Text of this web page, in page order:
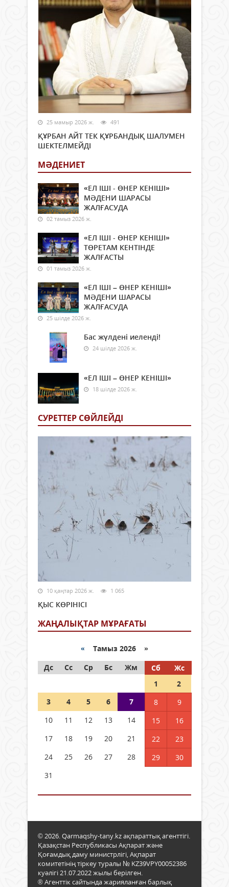
25 мамыр 2026 ж. 491
ҚҰРБАН АЙТ ТЕК ҚҰРБАНДЫҚ ШАЛУМЕН
ШЕКТЕЛМЕЙДІ
МӘДЕНИЕТ
«ЕЛ ІШІ - ӨНЕР КЕНІШІ»
МӘДЕНИ ШАРАСЫ
ЖАЛҒАСУДА
02 тамыз 2026 ж.
«ЕЛ ІШІ - ӨНЕР КЕНІШІ»
ТӨРЕТАМ КЕНТІНДЕ
ЖАЛҒАСТЫ
01 тамыз 2026 ж.
«ЕЛ ІШІ – ӨНЕР КЕНІШІ»
МӘДЕНИ ШАРАСЫ
ЖАЛҒАСУДА
25 шілде 2026 ж.
Бас жүлдені иеленді!
24 шілде 2026 ж.
«ЕЛ ІШІ – ӨНЕР КЕНІШІ»
18 шілде 2026 ж.
СУРЕТТЕР СӨЙЛЕЙДI
10 қаңтар 2026 ж. 1 065
ҚЫС КӨРІНІСІ
ЖАҢАЛЫҚТАР МҰРАҒАТЫ
« Тамыз 2026 »
Дс
Сс Ср Бс Жм Сб
Жс
1
2
3
4 5 6 7 8
9
10
11 12 13 14 15
16
17
18 19 20 21 22
23
24
25 26 27 28 29
30
31
© 2026. Qarmaqshy-tany.kz ақпараттық агенттігі.
Қазақстан Республикасы Ақпарат және
Қоғамдық даму министрлігі, Ақпарат
комитетінің тіркеу туралы № KZ39VPY00052386
куәлігі 21.07.2022 жылы берілген.
® Агенттік сайтында жарияланған барлық